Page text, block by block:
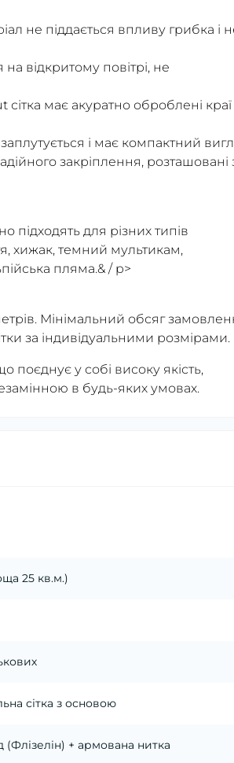
не піддається впливу грибка і
відкритому повітрі, не
сітка має акуратно оброблені краї
і має компактний
закріплення, розташовані
підходять для різних типів
хижак, темний мультикам,
пляма.& / p>
Мінімальний обсяг
за індивідуальними розмірами.
поєднує у собі високу якість,
в будь-яких умовах.
25 кв.м.)
сітка з основою
(Флізелін) + армована нитка